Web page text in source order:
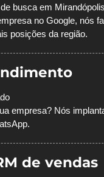
busca em
no Google, nós
posições da região.
empresa? Nós
de vendas